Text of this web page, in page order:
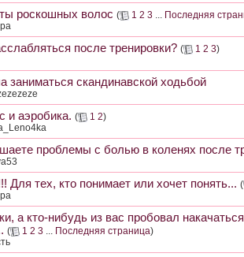
роскошных волос ( 1 2 3 ... Последняя
после тренировки? ( 1 2 3)
заниматься скандинавской ходьбой
и аэробика. ( 1 2)
проблемы с болью в коленях после
Для тех, кто понимает или хочет понять... (
а кто-нибудь из вас пробовал
( 1 2 3 ... Последняя страница)